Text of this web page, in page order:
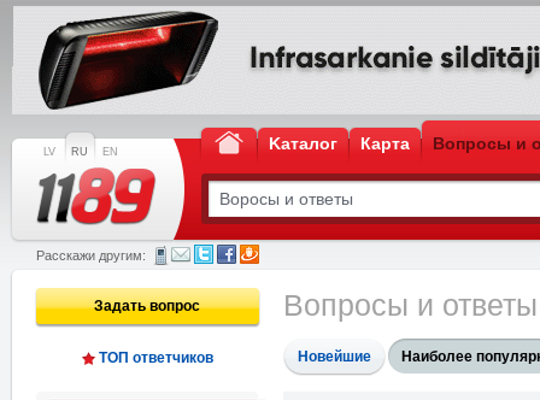
LV RU EN Kаталог Карта Вопросы и
Расскажи другим:
Задать вопрос
ТОП ответчиков
Вопросы и
Новейшие Наиболее